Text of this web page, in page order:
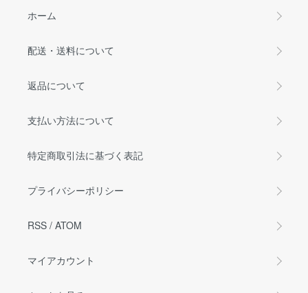
ホーム
配送・送料について
返品について
支払い方法について
特定商取引法に基づく表記
プライバシーポリシー
RSS / ATOM
マイアカウント